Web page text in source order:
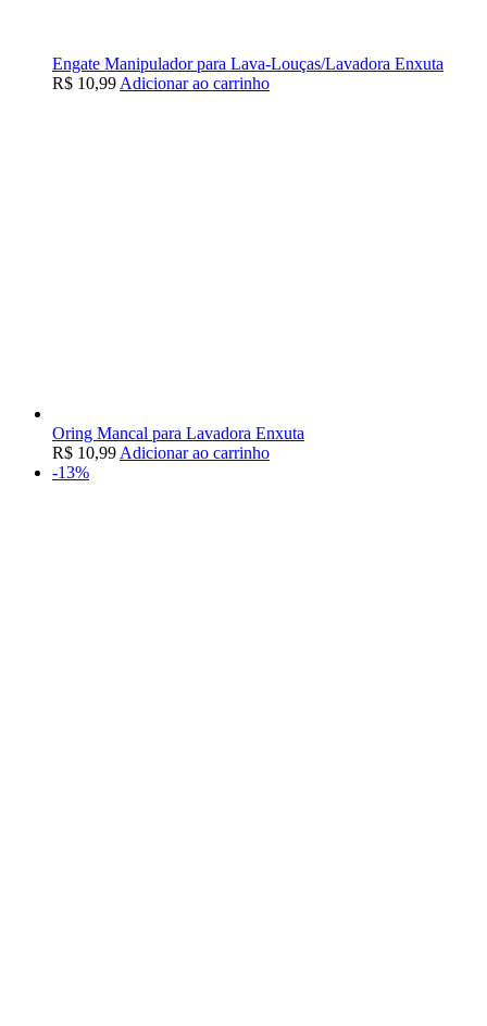
Engate Manipulador para Lava-Louças/Lavadora Enxuta
R$ 10,99 Adicionar ao carrinho
Oring Mancal para Lavadora Enxuta
R$ 10,99 Adicionar ao carrinho
-13%